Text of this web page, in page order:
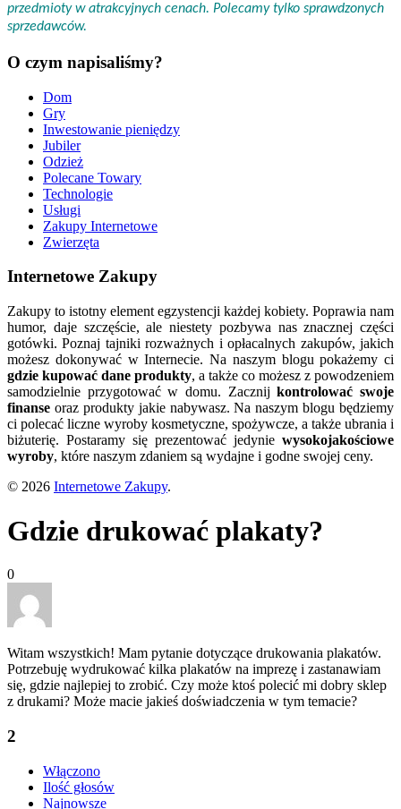
przedmioty w atrakcyjnych cenach. Polecamy tylko sprawdzonych
sprzedawców.
O czym napisaliśmy?
Dom
Gry
Inwestowanie pieniędzy
Jubiler
Odzież
Polecane Towary
Technologie
Usługi
Zakupy Internetowe
Zwierzęta
Internetowe Zakupy
Zakupy to istotny element egzystencji każdej kobiety. Poprawia nam
humor, daje szczęście, ale niestety pozbywa nas znacznej części
gotówki. Poznaj tajniki rozważnych i opłacalnych zakupów, jakich
możesz dokonywać w Internecie. Na naszym blogu pokażemy ci
gdzie kupować dane produkty, a także co możesz z powodzeniem
samodzielnie przygotować w domu. Zacznijkontrolować swoje
finanse oraz produkty jakie nabywasz. Na naszym blogu będziemy
ci polecać liczne wyroby kosmetyczne, spożywcze, a także ubrania i
biżuterię. Postaramy się prezentować jedynie wysokojakościowe
wyroby, które naszym zdaniem są wydajne i godne swojej ceny.
© 2026 Internetowe Zakupy.
Gdzie drukować plakaty?
0
Witam wszystkich! Mam pytanie dotyczące drukowania plakatów.
Potrzebuję wydrukować kilka plakatów na imprezę i zastanawiam
się, gdzie najlepiej to zrobić. Czy może ktoś polecić mi dobry sklep
z drukami? Może macie jakieś doświadczenia w tym temacie?
2
Włączono
Ilość głosów
Najnowsze